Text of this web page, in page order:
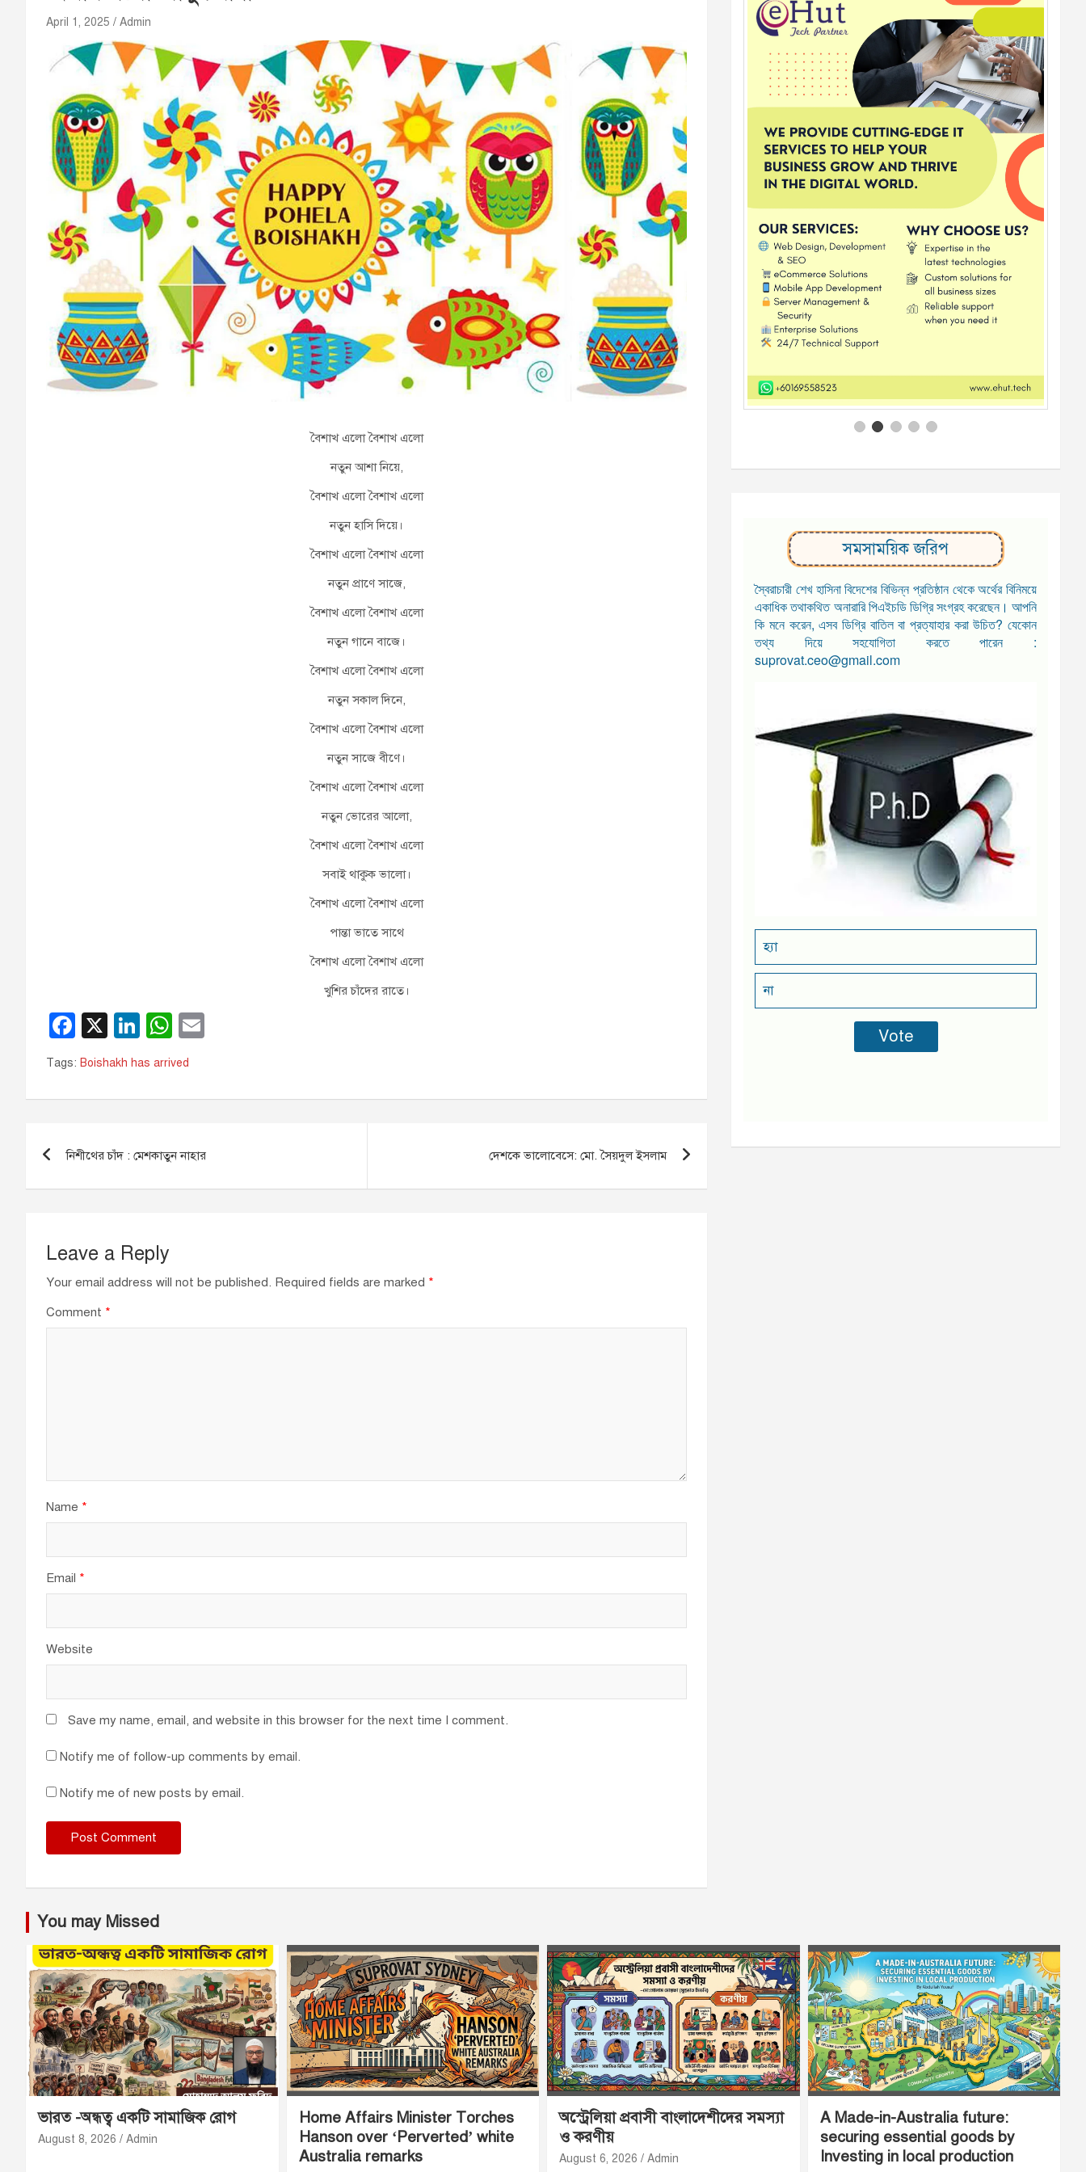
April 1, 2025 Admin
বৈশাখ এলো বৈশাখ এলো
নতুন আশা নিয়ে,
বৈশাখ এলো বৈশাখ এলো
নতুন হাসি দিয়ে।
বৈশাখ এলো বৈশাখ এলো
নতুন প্রাণে সাজে,
বৈশাখ এলো বৈশাখ এলো
নতুন গানে বাজে।
বৈশাখ এলো বৈশাখ এলো
নতুন সকাল দিনে,
বৈশাখ এলো বৈশাখ এলো
নতুন সাজে বীণে।
বৈশাখ এলো বৈশাখ এলো
নতুন ভোরের আলো,
বৈশাখ এলো বৈশাখ এলো
সবাই থাকুক ভালো।
বৈশাখ এলো বৈশাখ এলো
পান্তা ভাতে সাথে
বৈশাখ এলো বৈশাখ এলো
খুশির চাঁদের রাতে।
F
a
c
e
o
o
X
Li
k
e
n
W
at
s
p
p
Tags: Boishakh has arrived
navigation
নিশীথের চাঁদ : মেশকাতুন নাহার দেশকে ভালোবেসে: মো. সৈয়দুল ইসলাম
Leave a Reply
Your email address will not be published. Required fields are marked *
Comment *
Name *
Email *
Website
Save my name, email, and website in this browser for the next time I comment.
Notify me of follow-up comments by email.
Notify me of new posts by email.
সমসাময়িক জরিপ
স্বৈরাচারী শেখ হাসিনা বিদেশের বিভিন্ন প্রতিষ্ঠান থেকে অর্থের বিনিময়ে
একাধিক তথাকথিত অনারারি পিএইচডি ডিগ্রি সংগ্রহ করেছেন। আপনি
কি মনে করেন, এসব ডিগ্রি বাতিল বা প্রত্যাহার করা উচিত? যেকোন
তথ্য দিয়ে সহযোগিতা করতে পারেন :
suprovat.ceo@gmail.com
হ্যা
না
You may Missed
ভারত -অন্ধত্ব একটি সামাজিক রোগ
August 8, 2026 Admin
Home Affairs Minister Torches
Hanson over ‘Perverted’ white
Australia remarks
অস্ট্রেলিয়া প্রবাসী বাংলাদেশীদের সমস্যা
ও করণীয়
August 6, 2026 Admin
A Made-in-Australia future:
securing essential goods by
Investing in local production